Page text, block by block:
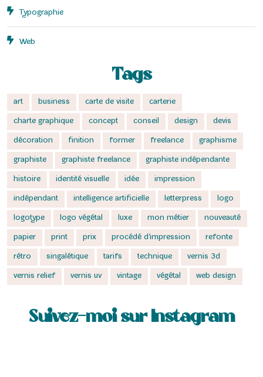
Typographie
Web
Tags
art business carte de visite carterie
charte graphique concept conseil design devis
décoration finition former freelance graphisme
graphiste graphiste freelance graphiste indépendante
histoire identité visuelle idée impression
indépendant intelligence artificielle letterpress logo
logotype logo végétal luxe mon métier nouveauté
papier print prix procédé d'impression refonte
rétro singalétique tarifs technique vernis 3d
vernis relief vernis uv vintage végétal web design
Suivez-moi sur Instagram